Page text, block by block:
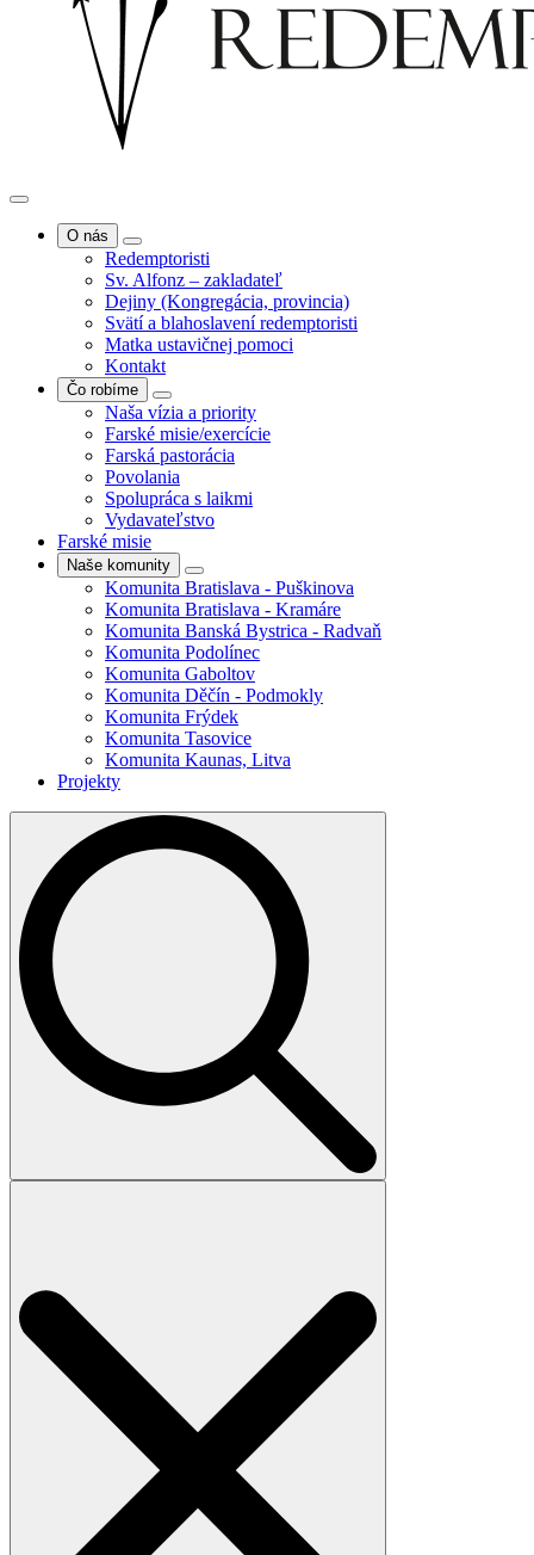
O nás
Redemptoristi
Sv. Alfonz – zakladateľ
Dejiny (Kongregácia, provincia)
Svätí a blahoslavení redemptoristi
Matka ustavičnej pomoci
Kontakt
Čo robíme
Naša vízia a priority
Farské misie/exercície
Farská pastorácia
Povolania
Spolupráca s laikmi
Vydavateľstvo
Farské misie
Naše komunity
Komunita Bratislava - Puškinova
Komunita Bratislava - Kramáre
Komunita Banská Bystrica - Radvaň
Komunita Podolínec
Komunita Gaboltov
Komunita Děčín - Podmokly
Komunita Frýdek
Komunita Tasovice
Komunita Kaunas, Litva
Projekty
Search